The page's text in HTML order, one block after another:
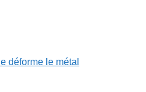
déforme le métal